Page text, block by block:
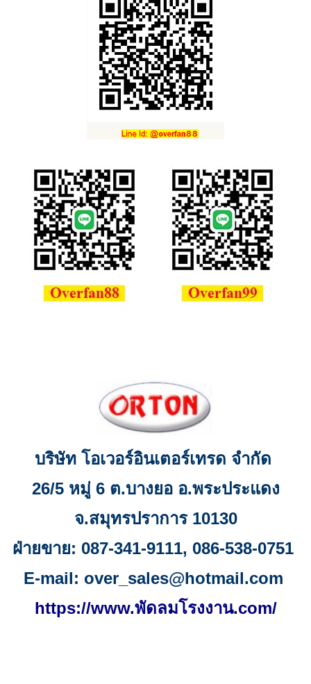
บริษัท โอเวอร์อินเตอร์เทรด จำกัด
26/5 หมู่ 6 ต.บางยอ อ.พระประแดง
จ.สมุทรปราการ 10130
ฝ่ายขาย: 087-341-9111, 086-538-0751
E-mail: over_sales@hotmail.com
https://www.พัดลมโรงงาน.com/